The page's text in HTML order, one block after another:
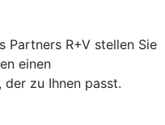
Partners R+V stellen Sie
einen
der zu Ihnen passt.